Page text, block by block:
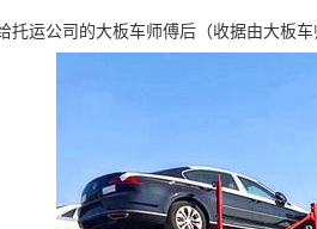
托运公司的大板车师傅后（收据由大板